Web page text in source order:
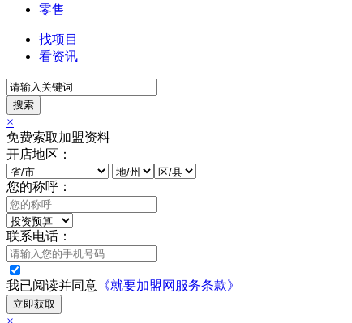
零售
找项目
看资讯
搜索
×
免费索取加盟资料
开店地区：
您的称呼：
联系电话：
我已阅读并同意 《就要加盟网服务条款》
立即获取